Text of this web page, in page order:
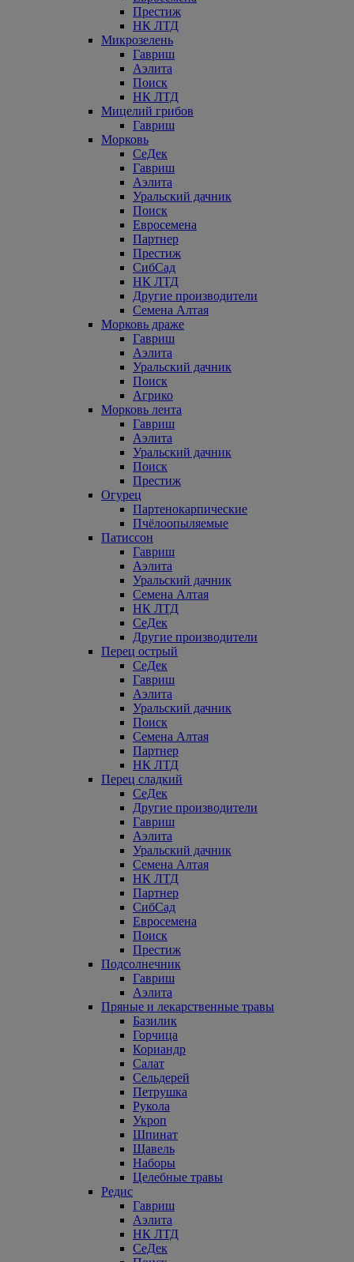
Престиж
НК ЛТД
Микрозелень
Гавриш
Аэлита
Поиск
НК ЛТД
Мицелий грибов
Гавриш
Морковь
СеДек
Гавриш
Аэлита
Уральский дачник
Поиск
Евросемена
Партнер
Престиж
СибСад
НК ЛТД
Другие производители
Семена Алтая
Морковь драже
Гавриш
Аэлита
Уральский дачник
Поиск
Агрико
Морковь лента
Гавриш
Аэлита
Уральский дачник
Поиск
Престиж
Огурец
Партенокарпические
Пчёлоопыляемые
Патиссон
Гавриш
Аэлита
Уральский дачник
Семена Алтая
НК ЛТД
СеДек
Другие производители
Перец острый
СеДек
Гавриш
Аэлита
Уральский дачник
Поиск
Семена Алтая
Партнер
НК ЛТД
Перец сладкий
СеДек
Другие производители
Гавриш
Аэлита
Уральский дачник
Семена Алтая
НК ЛТД
Партнер
СибСад
Евросемена
Поиск
Престиж
Подсолнечник
Гавриш
Аэлита
Пряные и лекарственные травы
Базилик
Горчица
Кориандр
Салат
Сельдерей
Петрушка
Рукола
Укроп
Шпинат
Щавель
Наборы
Целебные травы
Редис
Гавриш
Аэлита
НК ЛТД
СеДек